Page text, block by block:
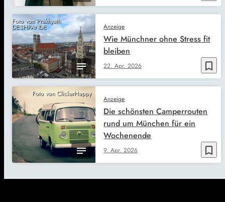
Foto von Prakhyath
DESHPANDE
bookmark_border
Anzeige
22. Apr. 2026
Wie Münchner ohne Stress fit
bleiben
Foto von ClickerHappy
bookmark_border
Anzeige
9. Apr. 2026
Die schönsten Camperrouten
rund um München für ein
Wochenende